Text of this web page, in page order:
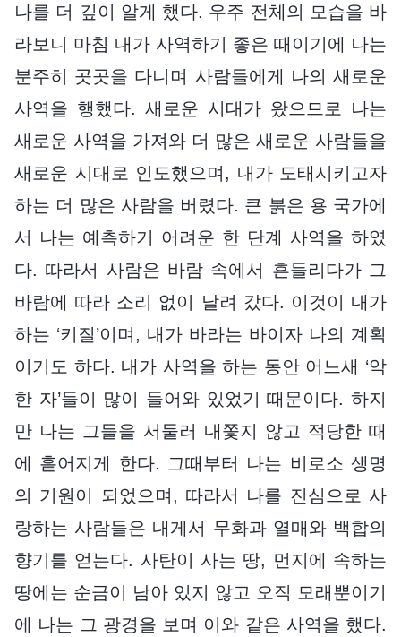
나를 더 깊이 알게 했다. 우주 전체의 모습을 바
라보니 마침 내가 사역하기 좋은 때이기에 나는
분주히 곳곳을 다니며 사람들에게 나의 새로운
사역을 행했다. 새로운 시대가 왔으므로 나는
새로운 사역을 가져와 더 많은 새로운 사람들을
새로운 시대로 인도했으며, 내가 도태시키고자
하는 더 많은 사람을 버렸다. 큰 붉은 용 국가에
서 나는 예측하기 어려운 한 단계 사역을 하였
다. 따라서 사람은 바람 속에서 흔들리다가 그
바람에 따라 소리 없이 날려 갔다. 이것이 내가
하는 ‘키질’이며, 내가 바라는 바이자 나의 계획
이기도 하다. 내가 사역을 하는 동안 어느새 ‘악
한 자’들이 많이 들어와 있었기 때문이다. 하지
만 나는 그들을 서둘러 내쫓지 않고 적당한 때
에 흩어지게 한다. 그때부터 나는 비로소 생명
의 기원이 되었으며, 따라서 나를 진심으로 사
랑하는 사람들은 내게서 무화과 열매와 백합의
향기를 얻는다. 사탄이 사는 땅, 먼지에 속하는
땅에는 순금이 남아 있지 않고 오직 모래뿐이기
에 나는 그 광경을 보며 이와 같은 사역을 했다.